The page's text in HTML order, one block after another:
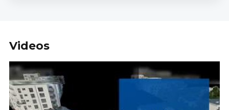
Videos